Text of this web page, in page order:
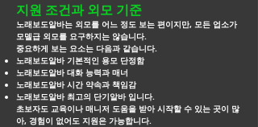
지원 조건과 외모 기준
노래보도알바는 외모를 어느 정도 보는 편이지만, 모든 업소가
모델급 외모를 요구하지는 않습니다.
중요하게 보는 요소는 다음과 같습니다.
노래보도알바 기본적인 용모 단정함
노래보도알바 대화 능력과 매너
노래보도알바 시간 약속과 책임감
노래보도알바 최고의 단기알바 입니다.
초보자도 교육이나 매니저 도움을 받아 시작할 수 있는 곳이 많
아, 경험이 없어도 지원은 가능합니다.